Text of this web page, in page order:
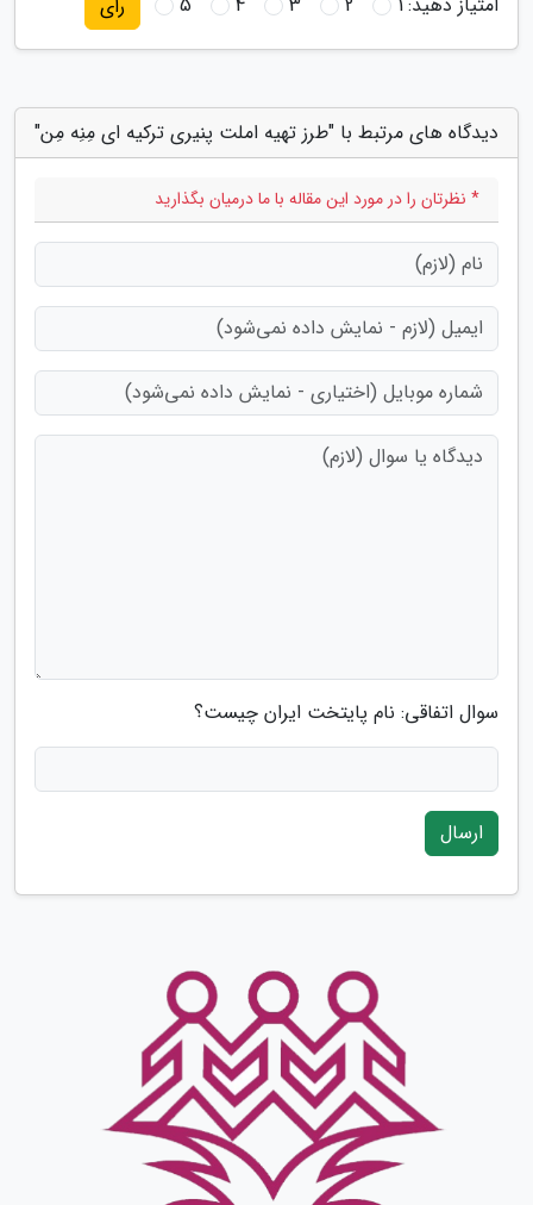
رای
دیدگاه های مرتبط با "طرز تهیه املت پنیری ترکیه ای مِنِه مِن"
* نظرتان را در مورد این مقاله با ما درمیان بگذارید
سوال اتفاقی: نام پایتخت ایران چیست؟
ارسال